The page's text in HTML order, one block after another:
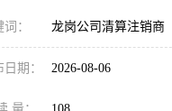
： 龙岗公司清算注销商
期： 2026-08-06